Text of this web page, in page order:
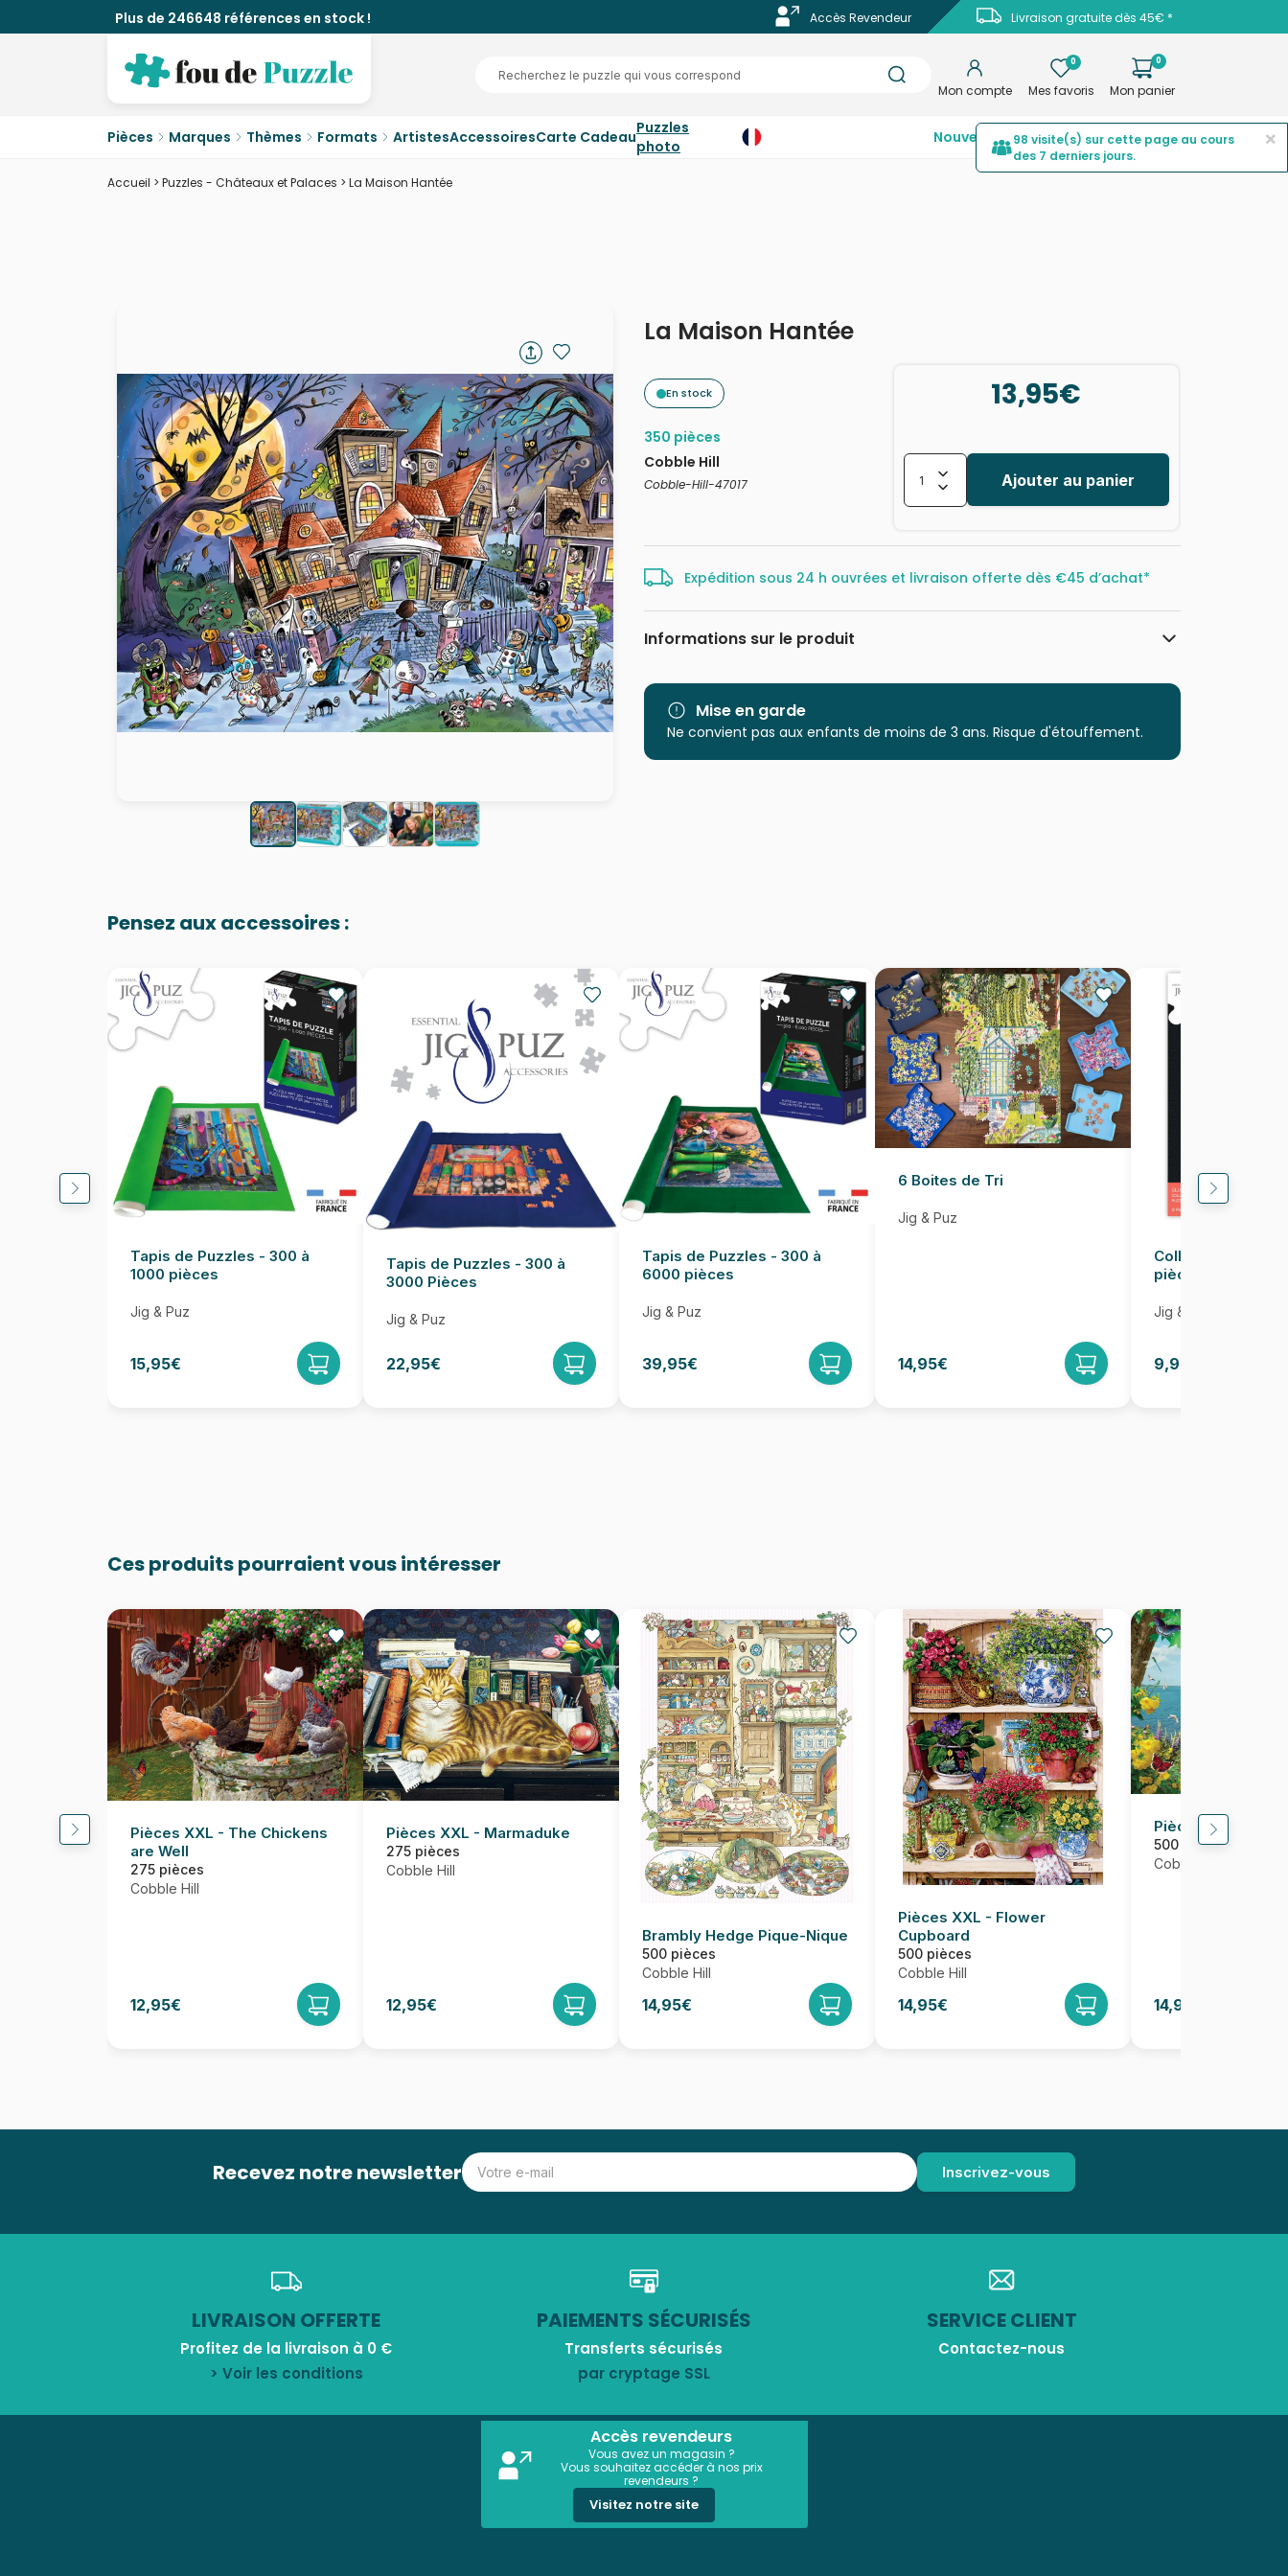
Plus de 246648 références en stock ! Livraison gratuite dès 45€ *
Accès Revendeur
Mon compte
0
Mes favoris
0
Mon panier
Pièces Marques Thèmes Formats ArtistesAccessoiresCarte CadeauPuzzles
photo
NouveautésTop ventesPromotions
Accueil > Puzzles - Châteaux et Palaces > La Maison Hantée
La Maison Hantée
En stock
350 pièces
Cobble Hill
Cobble-Hill-47017
13,95€
Ajouter au panier
Expédition sous 24 h ouvrées et livraison offerte dès €45 d’achat*
Informations sur le produit
Catégorie
Age
à partir de 9 ans (251 à 399 pièces)
Mise en garde
Ne convient pas aux enfants de moins de 3 ans. Risque d'étouffement.
Pensez aux accessoires :
Tapis de Puzzles - 300 à
1000 pièces
Jig & Puz
15,95€
Tapis de Puzzles - 300 à
3000 Pièces
Jig & Puz
22,95€
Tapis de Puzzles - 300 à
6000 pièces
Jig & Puz
39,95€
6 Boites de Tri
Jig & Puz
14,95€
Colle pour Puzzle
pièces
Jig & Puz
9,95€
Ces produits pourraient vous intéresser
Pièces XXL - The Chickens
are Well
275 pièces
Cobble Hill
12,95€
Pièces XXL - Marmaduke
275 pièces
Cobble Hill
12,95€
Brambly Hedge Pique-Nique
500 pièces
Cobble Hill
14,95€
Pièces XXL - Flower
Cupboard
500 pièces
Cobble Hill
14,95€
Pièces XXL - By
500 pièces
Cobble Hill
14,95€
Recevez notre newsletter
LIVRAISON OFFERTE
Profitez de la livraison à 0 €
> Voir les conditions
PAIEMENTS SÉCURISÉS
Transferts sécurisés
par cryptage SSL
SERVICE CLIENT
Contactez-nous
Accès revendeurs
Vous avez un magasin ?
Vous souhaitez accéder à nos prix
revendeurs ?
Visitez notre site
×
98 visite(s) sur cette page au cours
des 7 derniers jours.